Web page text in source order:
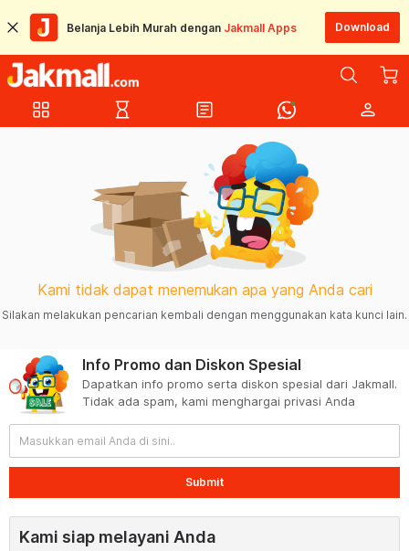
Belanja Lebih Murah dengan Jakmall Apps Download
grid_view hourglass_empty article person
Kami tidak dapat menemukan apa yang Anda cari
Silakan melakukan pencarian kembali dengan menggunakan kata kunci lain.
Info Promo dan Diskon Spesial
Dapatkan info promo serta diskon spesial dari Jakmall.
Tidak ada spam, kami menghargai privasi Anda
Submit
Kami siap melayani Anda